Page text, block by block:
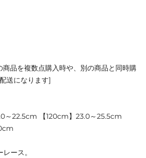
商品を複数点購入時や、別の商品と同時購
送になります]
～22.5cm 【120cm】23.0～25.5cm
ース。